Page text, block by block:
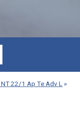
22/1 Ap Te Adv L»